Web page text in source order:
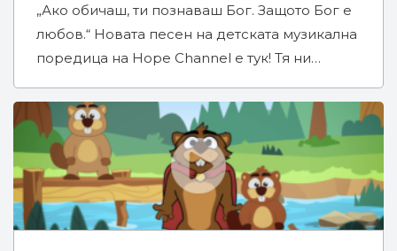
„Ако обичаш, ти познаваш Бог. Защото Бог е
любов.“ Новата песен на детската музикална
поредица на Hope Channel е тук! Тя ни…